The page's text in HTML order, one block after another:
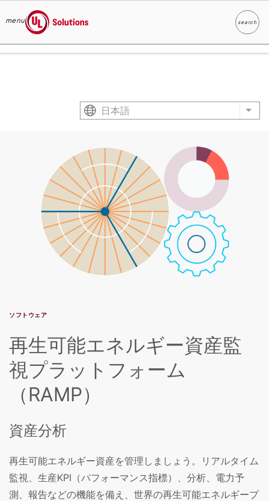
Skip to main content
menu
UL Solutions
search
検索
日本語 List
ソフトウェア
再生可能エネルギー資産監
視プラットフォーム
（RAMP）
資産分析
再生可能エネルギー資産を管理しましょう。リアルタイム
監視、生産KPI（パフォーマンス指標）、分析、電力予
測、報告などの機能を備え、世界の再生可能エネルギープ